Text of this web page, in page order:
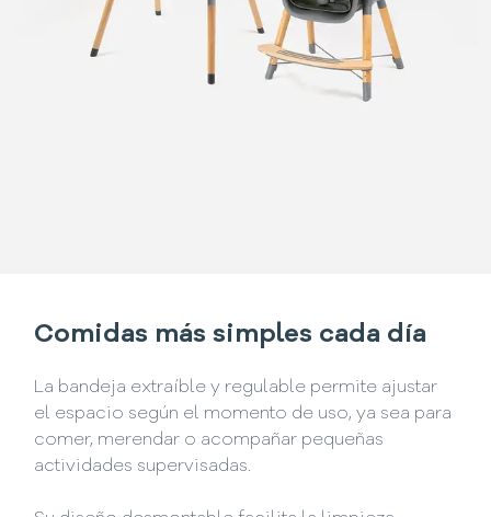
Comidas más simples cada día
La bandeja extraíble y regulable permite ajustar
el espacio según el momento de uso, ya sea para
comer, merendar o acompañar pequeñas
actividades supervisadas.